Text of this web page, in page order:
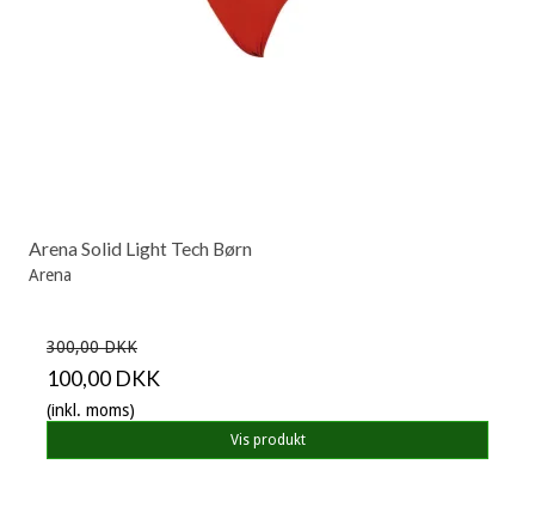
Arena Solid Light Tech Børn
Arena
300,00 DKK
100,00 DKK
(inkl. moms)
Vis produkt